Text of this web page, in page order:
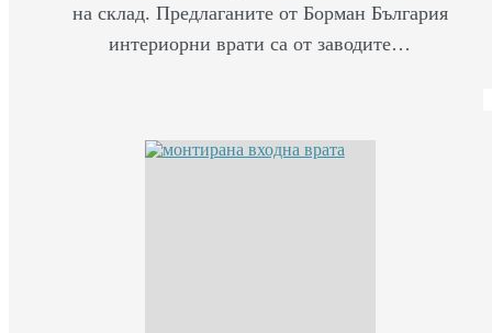
на склад. Предлаганите от Борман България
интериорни врати са от заводите…